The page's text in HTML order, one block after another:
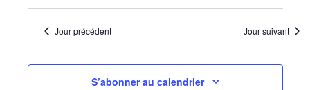
4,
2026
Jour précédent Jour suivant
S’abonner au calendrier